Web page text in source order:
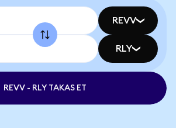
REVV
RLY
REVV - RLY TAKAS ET